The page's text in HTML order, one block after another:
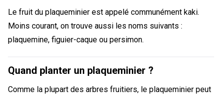
Le fruit du plaqueminier est appelé communément kaki.
Moins courant, on trouve aussi les noms suivants :
plaquemine, figuier-caque ou persimon.
Quand planter un plaqueminier ?
Comme la plupart des arbres fruitiers, le plaqueminier peut